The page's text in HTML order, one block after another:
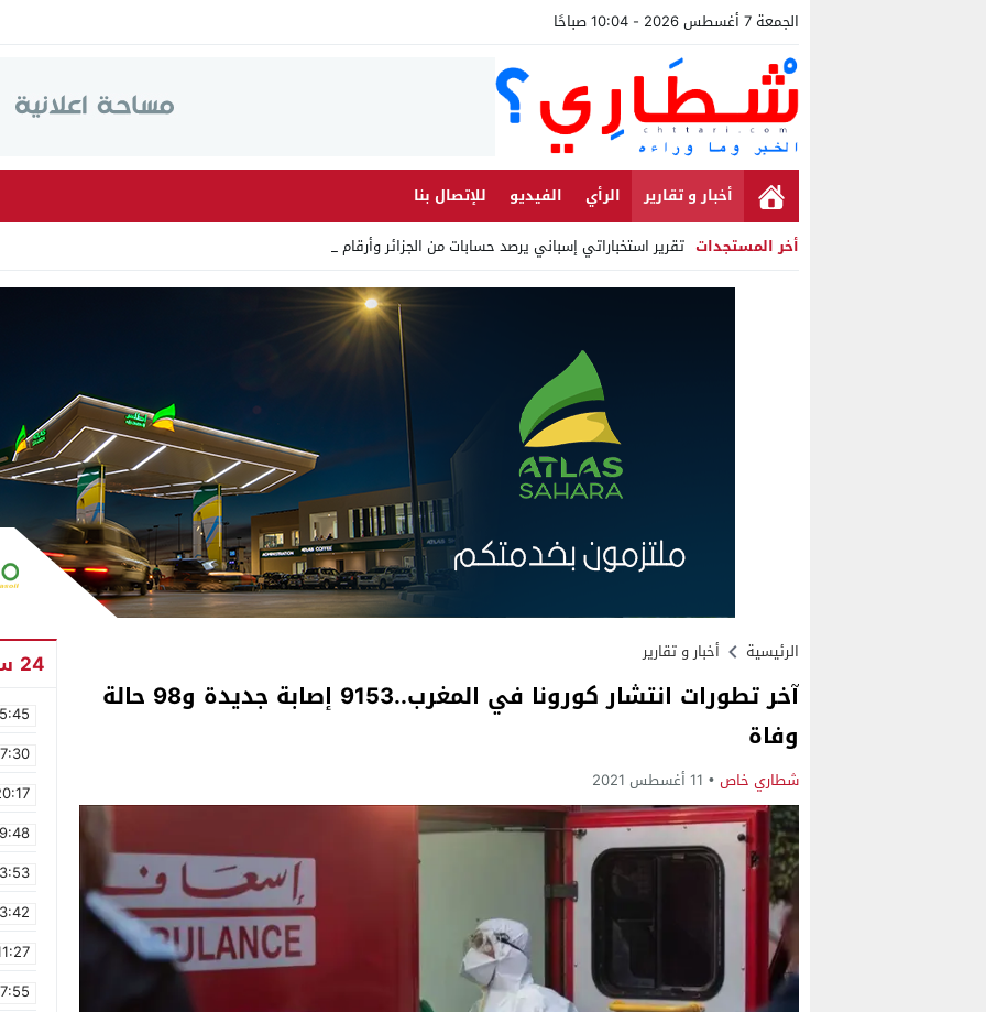
الجمعة 7 أغسطس 2026 - 10:04 صباحًا
أخبار و تقارير الرأي الفيديو
للإتصال بنا
أخر المستجدات تقرير استخباراتي إسباني يرصد حسابات من الجزائر وأرقاما بـ”213+” _
Stop
الرئيسية أخبار و تقارير
آخر تطورات انتشار كورونا في المغرب..9153 إصابة جديدة و98 حالة
وفاة
شطاري خاص 11 أغسطس 2021
24 ساعة